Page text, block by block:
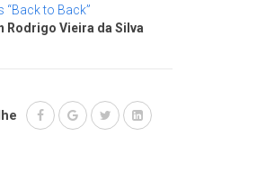
“Back to Back”
Rodrigo Vieira da Silva